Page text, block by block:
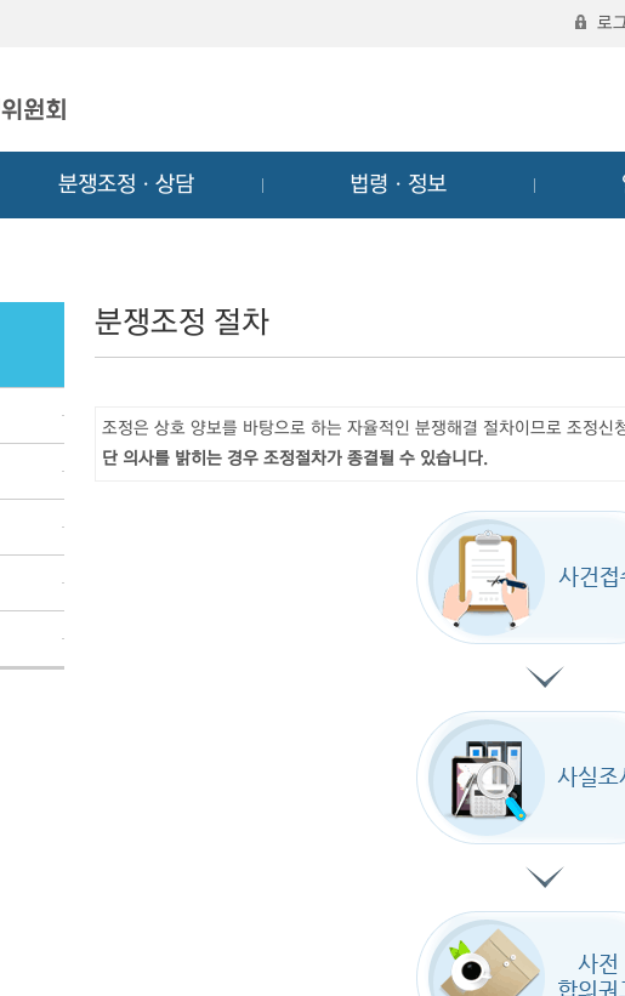
로
분쟁조정ㆍ상담 법령ㆍ정보
분쟁조정 절차
조정은 상호 양보를 바탕으로 하는 자율적인 분쟁해결 절차이므로 조정신
단 의사를 밝히는 경우 조정절차가 종결될 수 있습니다.